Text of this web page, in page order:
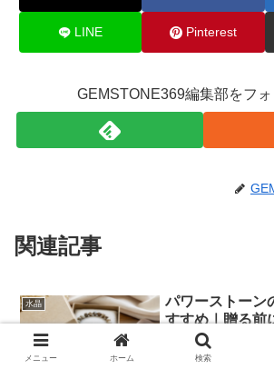
LINE Pinterest
GEMSTONE369編集部をフ
関連記事
水晶
パワーストーン
すすめ｜贈る前
パワーストーンを
選びで迷う人へ、
メニュー ホーム 検索